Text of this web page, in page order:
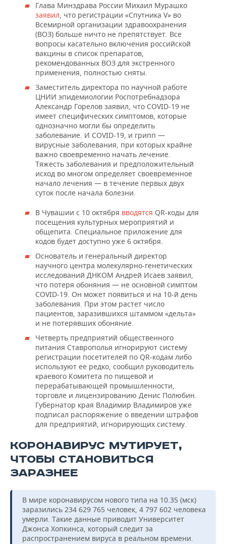
Глава Минздрава России Михаил Мурашко
заявил, что регистрации «Спутника V» во
Всемирной организации здравоохранения
(ВОЗ) больше ничто не препятствует. Все
вопросы касательно включения российской
вакцины в список препаратов,
рекомендованных ВОЗ для экстренного
применения, полностью сняты.
Заместитель директора по научной работе
ЦНИИ эпидемиологии Роспотребнадзора
Александр Горелов заявил, что COVID-19 не
имеет специфических симптомов, которые
однозначно могли бы определить
заболевание. И COVID-19, и грипп —
вирусные заболевания, при которых крайне
важно своевременно начать лечение.
Тяжесть заболевания и предположительный
исход во многом определяет своевременное
начало лечения — в течение первых двух
суток после начала болезни.
В Чувашии с 10 октября вводятся QR-коды для
посещения культурных мероприятий и
общепита. Специальное приложение для
кодов будет доступно уже 6 октября.
Основатель и генеральный директор
научного центра молекулярно-генетических
исследований ДНКОМ Андрей Исаев заявил,
что потеря обоняния — не основной симптом
COVID-19. Он может появиться и на 10-й день
заболевания. При этом растет число
пациентов, заразившихся штаммом «дельта»
и не потерявших обоняние.
Четверть предприятий общественного
питания Ставрополья игнорируют систему
регистрации посетителей по QR-кодам либо
используют ее редко, сообщил руководитель
краевого Комитета по пищевой и
перерабатывающей промышленности,
торговле и лицензированию Денис Полюбин.
Губернатор края Владимир Владимиров уже
подписал распоряжение о введении штрафов
для предприятий, игнорирующих систему.
КОРОНАВИРУС МУТИРУЕТ,
ЧТОБЫ СТАНОВИТЬСЯ
ЗАРАЗНЕЕ
В мире коронавирусом нового типа на 10.35 (мск)
заразились 234 629 765 человек, 4 797 602 человека
умерли. Такие данные приводит Университет
Джонса Хопкинса, который следит за
распространением вируса в реальном времени.